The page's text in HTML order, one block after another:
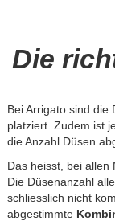
Die
Bei Arrigato sind die
platziert. Zudem ist
die Anzahl Düsen
Das heisst, bei allen
Die Düsenanzahl
schliesslich nicht
abgestimmte